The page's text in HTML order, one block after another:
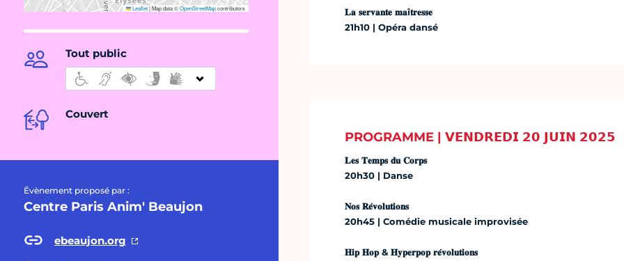
Leaflet|Map data ©OpenStreetMapcontributors
Tout public
Couvert
Évènement proposé par :
Centre Paris Anim' Beaujon
ebeaujon.org
𝐋𝐚 𝐬𝐞𝐫𝐯𝐚𝐧𝐭𝐞 𝐦𝐚î𝐭𝐫𝐞𝐬𝐬𝐞
21h10 | Opéra dansé
PROGRAMME | 𝗩𝗘𝗡𝗗𝗥𝗘𝗗𝗜 𝟮𝟬 𝗝𝗨𝗜𝗡 𝟮𝟬𝟮𝟱
𝐋𝐞𝐬 𝐓𝐞𝐦𝐩𝐬 𝐝𝐮 𝐂𝐨𝐫𝐩𝐬
20h30 | Danse
𝐍𝐨𝐬 𝐑𝐞́𝐯𝐨𝐥𝐮𝐭𝐢𝐨𝐧𝐬
20h45 | Comédie musicale improvisée
𝐇𝐢𝐩 𝐇𝐨𝐩 & 𝐇𝐲𝐩𝐞𝐫𝐩𝐨𝐩 𝐫𝐞́𝐯𝐨𝐥𝐮𝐭𝐢𝐨𝐧𝐬